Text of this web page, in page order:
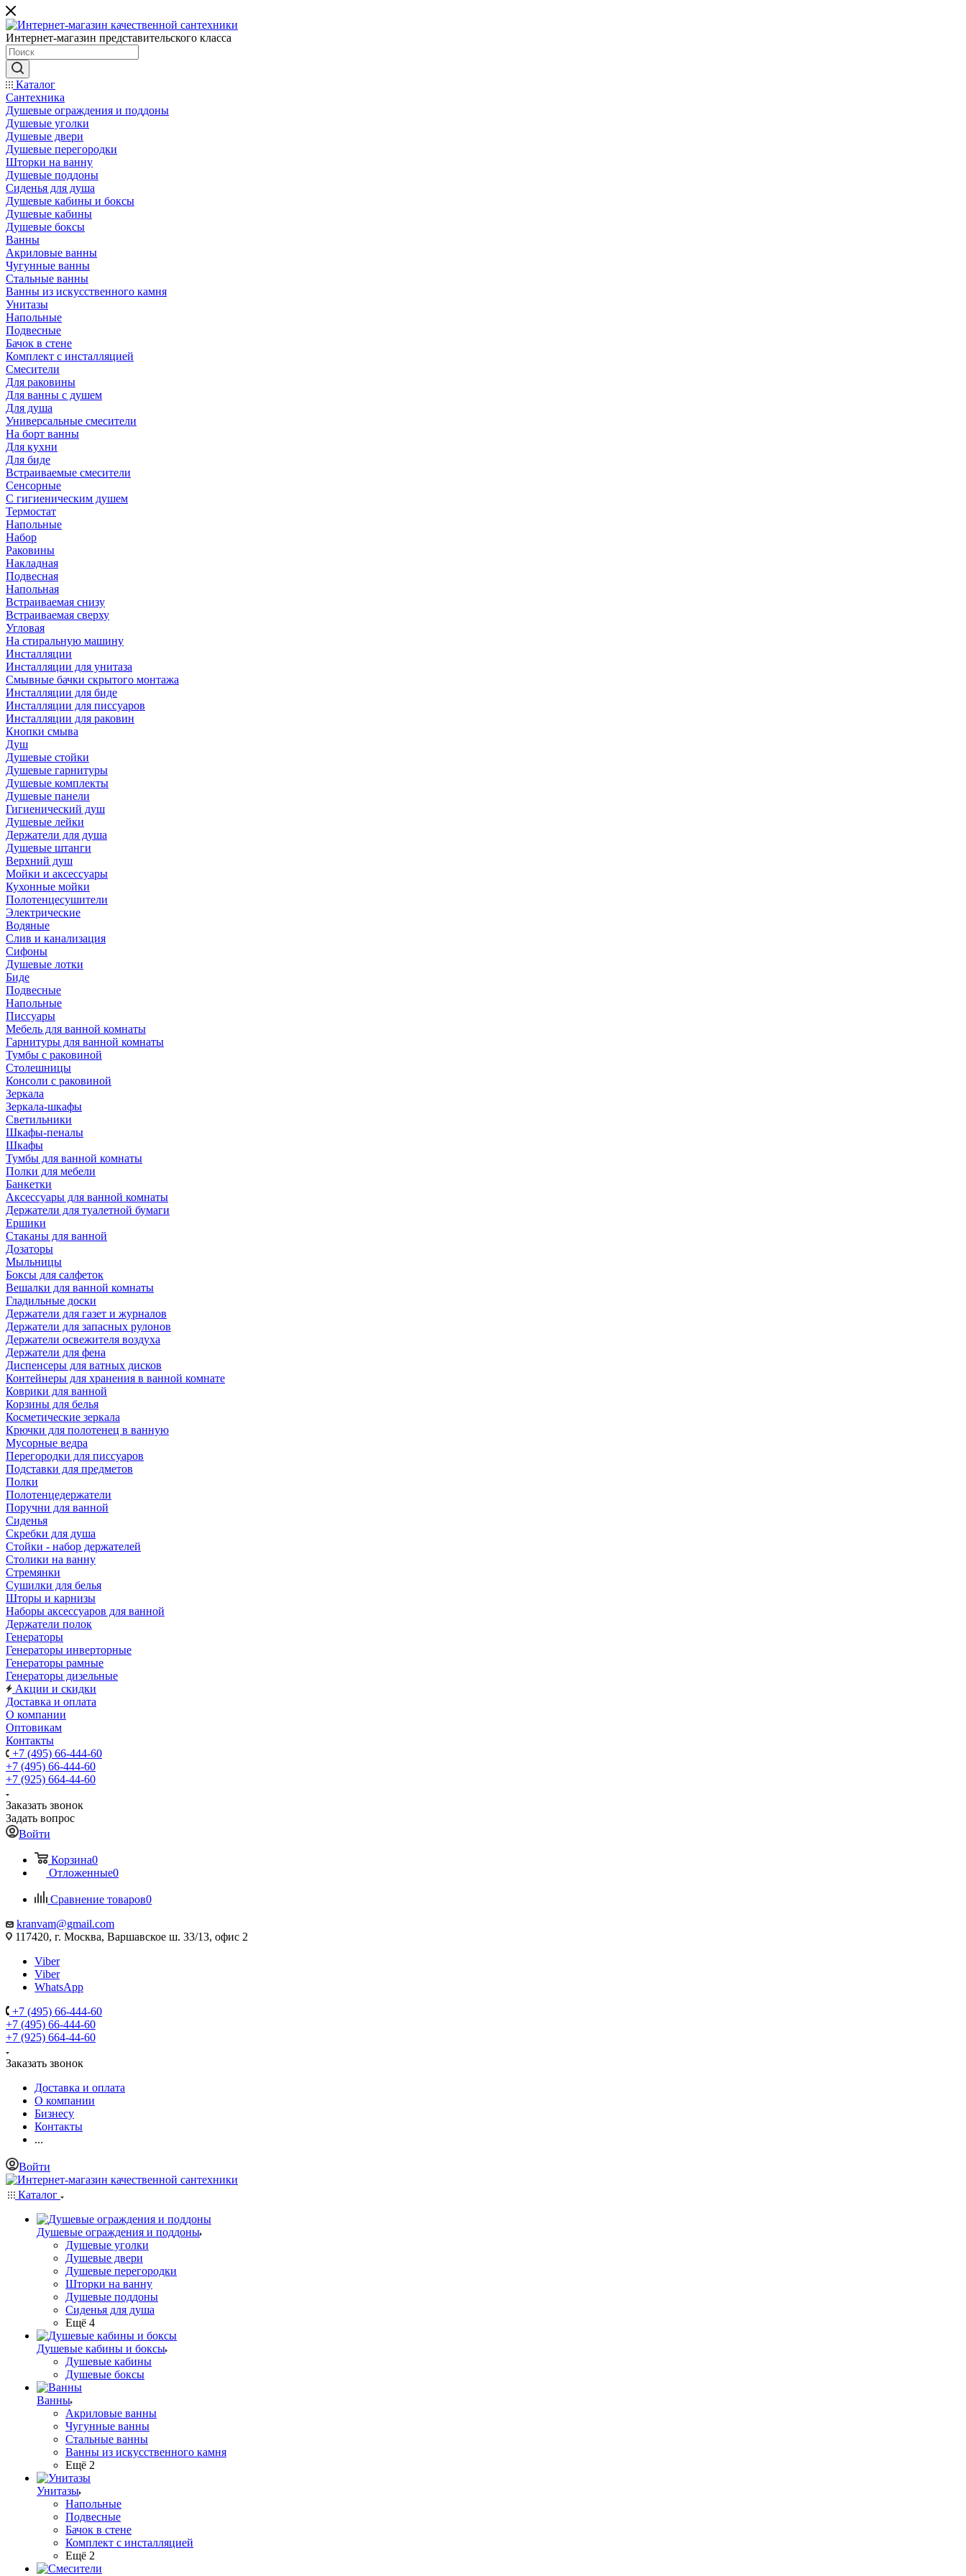
Интернет-магазин представительского класса
Каталог
Сантехника
Душевые ограждения и поддоны
Душевые уголки
Душевые двери
Душевые перегородки
Шторки на ванну
Душевые поддоны
Сиденья для душа
Душевые кабины и боксы
Душевые кабины
Душевые боксы
Ванны
Акриловые ванны
Чугунные ванны
Стальные ванны
Ванны из искусственного камня
Унитазы
Напольные
Подвесные
Бачок в стене
Комплект с инсталляцией
Смесители
Для раковины
Для ванны с душем
Для душа
Универсальные смесители
На борт ванны
Для кухни
Для биде
Встраиваемые смесители
Сенсорные
С гигиеническим душем
Термостат
Напольные
Набор
Раковины
Накладная
Подвесная
Напольная
Встраиваемая снизу
Встраиваемая сверху
Угловая
На стиральную машину
Инсталляции
Инсталляции для унитаза
Смывные бачки скрытого монтажа
Инсталляции для биде
Инсталляции для писсуаров
Инсталляции для раковин
Кнопки смыва
Душ
Душевые стойки
Душевые гарнитуры
Душевые комплекты
Душевые панели
Гигиенический душ
Душевые лейки
Держатели для душа
Душевые штанги
Верхний душ
Мойки и аксессуары
Кухонные мойки
Полотенцесушители
Электрические
Водяные
Слив и канализация
Сифоны
Душевые лотки
Биде
Подвесные
Напольные
Писсуары
Мебель для ванной комнаты
Гарнитуры для ванной комнаты
Тумбы с раковиной
Столешницы
Консоли с раковиной
Зеркала
Зеркала-шкафы
Светильники
Шкафы-пеналы
Шкафы
Тумбы для ванной комнаты
Полки для мебели
Банкетки
Аксессуары для ванной комнаты
Держатели для туалетной бумаги
Ершики
Стаканы для ванной
Дозаторы
Мыльницы
Боксы для салфеток
Вешалки для ванной комнаты
Гладильные доски
Держатели для газет и журналов
Держатели для запасных рулонов
Держатели освежителя воздуха
Держатели для фена
Диспенсеры для ватных дисков
Контейнеры для хранения в ванной комнате
Коврики для ванной
Корзины для белья
Косметические зеркала
Крючки для полотенец в ванную
Мусорные ведра
Перегородки для писсуаров
Подставки для предметов
Полки
Полотенцедержатели
Поручни для ванной
Сиденья
Скребки для душа
Стойки - набор держателей
Столики на ванну
Стремянки
Сушилки для белья
Шторы и карнизы
Наборы аксессуаров для ванной
Держатели полок
Генераторы
Генераторы инверторные
Генераторы рамные
Генераторы дизельные
Акции и скидки
Доставка и оплата
О компании
Оптовикам
Контакты
+7 (495) 66-444-60
+7 (495) 66-444-60
+7 (925) 664-44-60
Заказать звонок
Задать вопрос
Войти
Корзина0
Отложенные0
Сравнение товаров0
kranvam@gmail.com
117420, г. Москва, Варшавское ш. 33/13, офис 2
Viber
Viber
WhatsApp
+7 (495) 66-444-60
+7 (495) 66-444-60
+7 (925) 664-44-60
Заказать звонок
Доставка и оплата
О компании
Бизнесу
Контакты
...
Войти
Каталог
Душевые ограждения и поддоны
Душевые уголки
Душевые двери
Душевые перегородки
Шторки на ванну
Душевые поддоны
Сиденья для душа
Ещё 4
Душевые кабины и боксы
Душевые кабины
Душевые боксы
Ванны
Акриловые ванны
Чугунные ванны
Стальные ванны
Ванны из искусственного камня
Ещё 2
Унитазы
Напольные
Подвесные
Бачок в стене
Комплект с инсталляцией
Ещё 2